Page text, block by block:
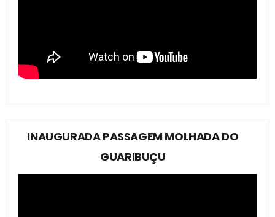
INAUGURADA PASSAGEM MOLHADA DO
GUARIBUÇU